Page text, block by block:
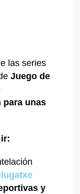
las series
Juego de
para unas
y